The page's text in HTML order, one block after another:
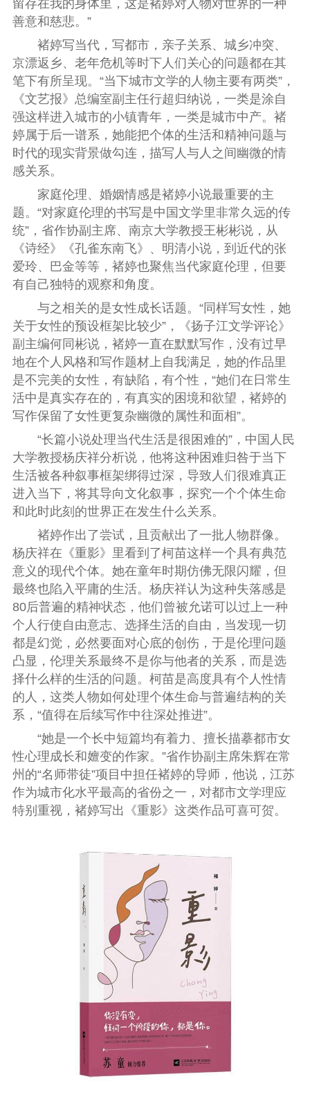
留存在我的身体里，这是褚婷对人物对世界的一种
善意和慈悲。”
褚婷写当代，写都市，亲子关系、城乡冲突、
京漂返乡、老年危机等时下人们关心的问题都在其
笔下有所呈现。“当下城市文学的人物主要有两类”，
《文艺报》总编室副主任行超归纳说，一类是涂自
强这样进入城市的小镇青年，一类是城市中产。褚
婷属于后一谱系，她能把个体的生活和精神问题与
时代的现实背景做勾连，描写人与人之间幽微的情
感关系。
家庭伦理、婚姻情感是褚婷小说最重要的主
题。“对家庭伦理的书写是中国文学里非常久远的传
统”，省作协副主席、南京大学教授王彬彬说，从
《诗经》《孔雀东南飞》、明清小说，到近代的张
爱玲、巴金等等，褚婷也聚焦当代家庭伦理，但要
有自己独特的观察和角度。
与之相关的是女性成长话题。“同样写女性，她
关于女性的预设框架比较少”，《扬子江文学评论》
副主编何同彬说，褚婷一直在默默写作，没有过早
地在个人风格和写作题材上自我满足，她的作品里
是不完美的女性，有缺陷，有个性，“她们在日常生
活中是真实存在的，有真实的困境和欲望，褚婷的
写作保留了女性更复杂幽微的属性和面相”。
“长篇小说处理当代生活是很困难的”，中国人民
大学教授杨庆祥分析说，他将这种困难归咎于当下
生活被各种叙事框架绑得过深，导致人们很难真正
进入当下，将其导向文化叙事，探究一个个体生命
和此时此刻的世界正在发生什么关系。
褚婷作出了尝试，且贡献出了一批人物群像。
杨庆祥在《重影》里看到了柯苗这样一个具有典范
意义的现代个体。她在童年时期仿佛无限闪耀，但
最终也陷入平庸的生活。杨庆祥认为这种失落感是
80后普遍的精神状态，他们曾被允诺可以过上一种
个人行使自由意志、选择生活的自由，当发现一切
都是幻觉，必然要面对心底的创伤，于是伦理问题
凸显，伦理关系最终不是你与他者的关系，而是选
择什么样的生活的问题。柯苗是高度具有个人性情
的人，这类人物如何处理个体生命与普遍结构的关
系，“值得在后续写作中往深处推进”。
“她是一个长中短篇均有着力、擅长描摹都市女
性心理成长和嬗变的作家。”省作协副主席朱辉在常
州的“名师带徒”项目中担任褚婷的导师，他说，江苏
作为城市化水平最高的省份之一，对都市文学理应
特别重视，褚婷写出《重影》这类作品可喜可贺。